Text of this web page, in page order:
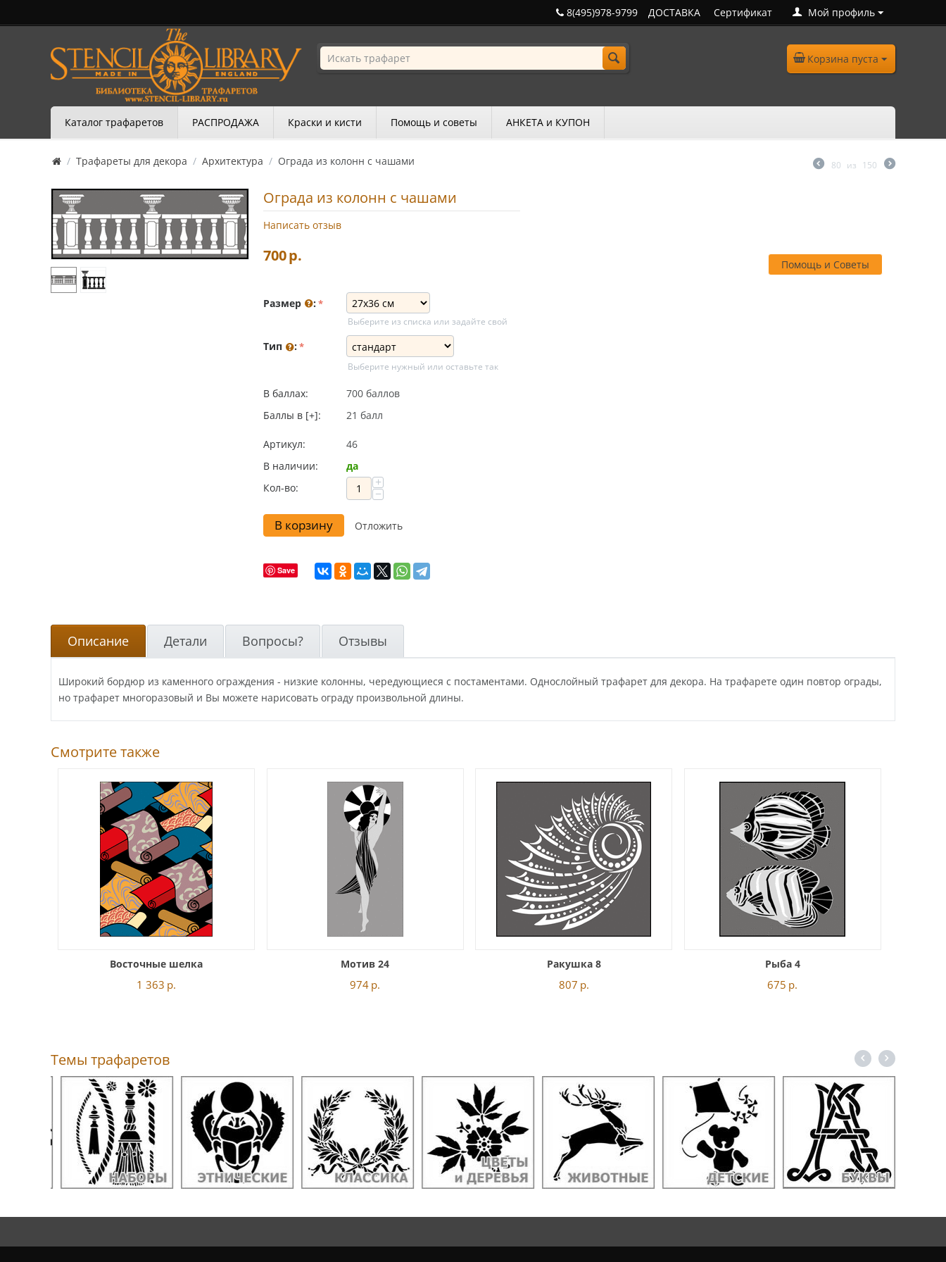
Мой профиль
ДОСТАВКА Сертификат
8(495)978-9799
Корзина пуста
Каталог трафаретов РАСПРОДАЖА Краски и кисти Помощь и советы АНКЕТА и КУПОН
/ Трафареты для декора / Архитектура / Ограда из колонн с чашами 80 из 150
Ограда из колонн с чашами
Написать отзыв
Помощь и Советы
700р.
Размер :
Выберите из списка или задайте свой
Тип :
Выберите нужный или оставьте так
В баллах:
700 баллов
Баллы в [+]:
21 балл
Артикул:
46
В наличии:
да
Кол-во:
+
−
В корзину Отложить
Save
Описание Детали Вопросы? Отзывы
Широкий бордюр из каменного ограждения - низкие колонны, чередующиеся с постаментами. Однослойный трафарет для декора. На трафарете один повтор ограды,
но трафарет многоразовый и Вы можете нарисовать ограду произвольной длины.
Смотрите также
Восточные шелка
1 363 р.
Мотив 24
974 р.
Ракушка 8
807 р.
Рыба 4
675 р.
Темы трафаретов